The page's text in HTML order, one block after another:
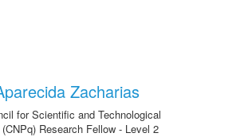
Zacharias
for Scientific and Technological
Research Fellow - Level 2